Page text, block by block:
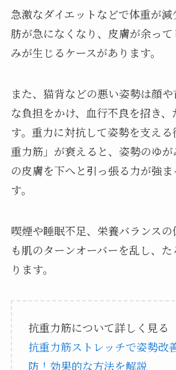
急激なダイエットなどで体重が
肪が急になくなり、皮膚が余っ
みが生じるケースがあります。
また、猫背などの悪い姿勢は顔
な負担をかけ、血行不良を招き
す。重力に対抗して姿勢を支え
重力筋」が衰えると、姿勢のゆ
の皮膚を下へと引っ張る力が強
す。
喫煙や睡眠不足、栄養バランス
も肌のターンオーバーを乱し、
ります。
抗重力筋について詳しく見る
抗重力筋ストレッチで姿勢改
防！効果的な方法を解説